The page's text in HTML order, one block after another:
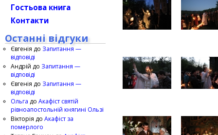
Гостьова книга
Контакти
Останні відгуки
Євгенія до Запитання —
відповіді
Андрій до Запитання —
відповіді
Євгенія до Запитання —
відповіді
Ольга до Акафіст святій
рівноапостольній княгині Ользі
Вікторія до Акафіст за
померлого